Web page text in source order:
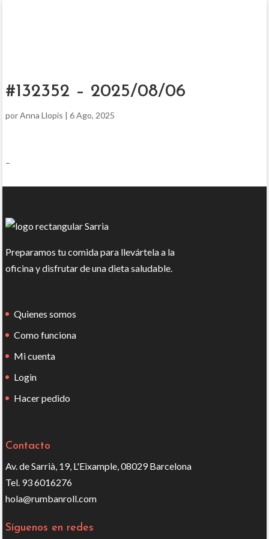
#132352 – 2025/08/06
porAnna Llopis | 6 Ago, 2025
–
Preparamos tu comida para llevártela a la
oficina y disfrutar de una dieta saludable.
Quienes somos
Como funciona
Mi cuenta
Login
Hacer pedido
Contacto
Av. de Sarrià, 19, L'Eixample, 08029 Barcelona
Tel. 93 6016276
hola@rumbanroll.com
Síguenos en redes